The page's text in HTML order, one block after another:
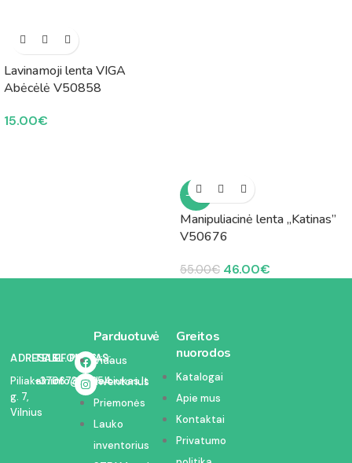
Lavinamoji lenta VIGA
Abėcėlė V50858
15.00€
-16%
Manipuliacinė lenta „Katinas”
V50676
55.00€ 46.00€
ADRESAS:
Piliakalnio
g. 7,
Vilnius
TELEFONAS:
+37067350054
EL. PAŠTAS:
info@kodelciukas.lt
Parduotuvė
Vidaus
inventorius
Priemonės
Lauko
inventorius
Greitos
nuorodos
Katalogai
Apie mus
Kontaktai
Privatumo